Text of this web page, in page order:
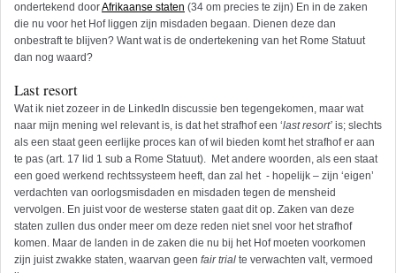
ondertekend doorAfrikaanse staten (34 om precies te zijn) En in de zaken
die nu voor het Hof liggen zijn misdaden begaan. Dienen deze dan
onbestraft te blijven? Want wat is de ondertekening van het Rome Statuut
dan nog waard?
Last resort
Wat ik niet zozeer in de LinkedIn discussie ben tegengekomen, maar wat
naar mijn mening wel relevant is, is dat het strafhof een ‘last resort’ is; slechts
als een staat geen eerlijke proces kan of wil bieden komt het strafhof er aan
te pas (art. 17 lid 1 sub a Rome Statuut). Met andere woorden, als een staat
een goed werkend rechtssysteem heeft, dan zal het - hopelijk – zijn ‘eigen’
verdachten van oorlogsmisdaden en misdaden tegen de mensheid
vervolgen. En juist voor de westerse staten gaat dit op. Zaken van deze
staten zullen dus onder meer om deze reden niet snel voor het strafhof
komen. Maar de landen in de zaken die nu bij het Hof moeten voorkomen
zijn juist zwakke staten, waarvan geen fair trial te verwachten valt, vermoed